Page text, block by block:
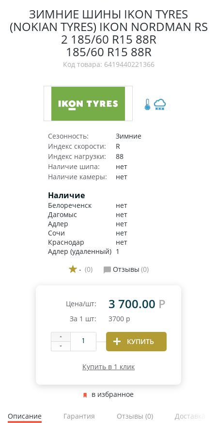
ЗИМНИЕ ШИНЫ IKON TYRES
(NOKIAN TYRES) IKON NORDMAN RS
2 185/60 R15 88R
185/60 R15 88R
Код товара: 6419440221366
Сезонность:
Зимние
Индекс скорости:
R
Индекс нагрузки:
88
Наличие шипа:
нет
Наличие камеры:
нет
Наличие
Белореченск
нет
Дагомыс
нет
Адлер
нет
Сочи
нет
Краснодар
нет
Адлер (удаленный) 1
- (0) Отзывы (0)
Цена/шт: 3 700.00 Р
За 1 шт: 3700 р
КУПИТЬ
Купить в 1 клик
в избранное
Описание Гарантия Отзывы (0) Доставка и